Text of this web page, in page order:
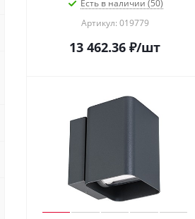
Есть в наличии (50)
Артикул: 019779
13 462.36 ₽/шт